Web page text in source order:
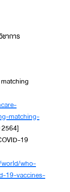
ชาการ
matching-
19
who-
19-vaccines-